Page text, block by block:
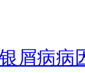
屑病病